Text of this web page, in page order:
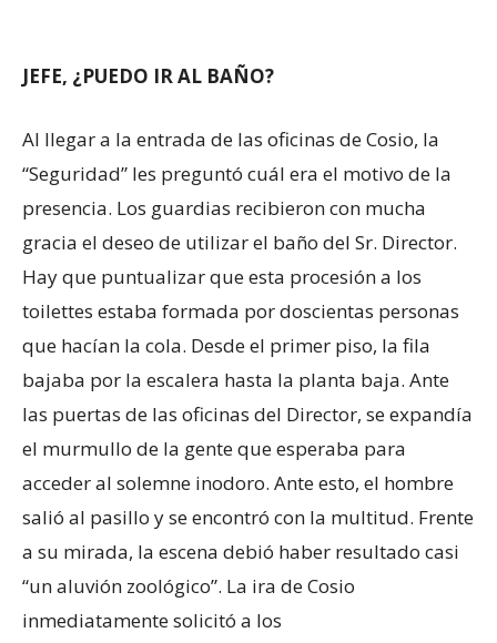
JEFE, ¿PUEDO IR AL BAÑO?
Al llegar a la entrada de las oficinas de Cosio, la
“Seguridad” les preguntó cuál era el motivo de la
presencia. Los guardias recibieron con mucha
gracia el deseo de utilizar el baño del Sr. Director.
Hay que puntualizar que esta procesión a los
toilettes estaba formada por doscientas personas
que hacían la cola. Desde el primer piso, la fila
bajaba por la escalera hasta la planta baja. Ante
las puertas de las oficinas del Director, se expandía
el murmullo de la gente que esperaba para
acceder al solemne inodoro. Ante esto, el hombre
salió al pasillo y se encontró con la multitud. Frente
a su mirada, la escena debió haber resultado casi
“un aluvión zoológico”. La ira de Cosio
inmediatamente solicitó a los